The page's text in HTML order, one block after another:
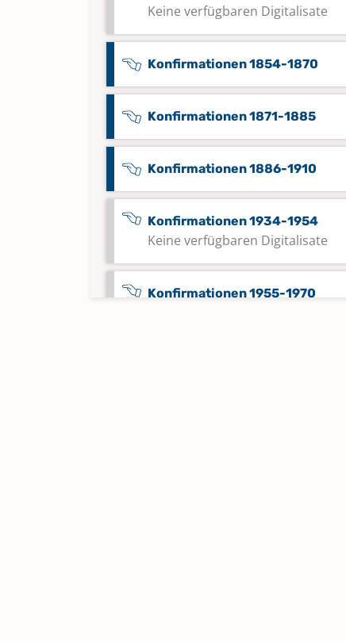
Keine verfügbaren Digitalisate
Konfirmationen 1854-1870
Konfirmationen 1871-1885
Konfirmationen 1886-1910
Konfirmationen 1934-1954
Keine verfügbaren Digitalisate
Konfirmationen 1955-1970